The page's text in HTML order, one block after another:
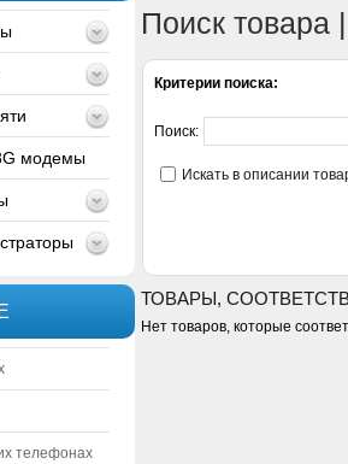
модемы
телефонах
Поиск товара
Критерии поиска:
Поиск:
Искать в описании
ТОВАРЫ,
Нет товаров, которые